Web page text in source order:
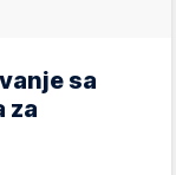
sa
za